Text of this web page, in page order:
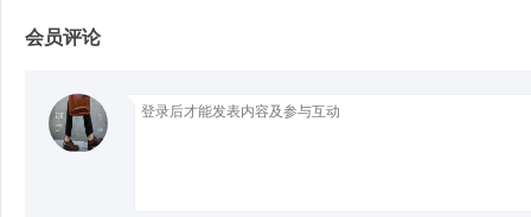
会员评论